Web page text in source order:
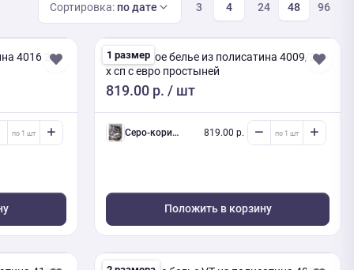
Сортировка: по дате 3 4 24 48 96
4016 2-х
1 размер
Постельное белье из полисатина 4009/2 2-
х сп с евро простыней
819.00 р. / шт
Серо-коричневый 2-х сп евро (Люкс) с нав. 819.00 р.
Положить в корзину